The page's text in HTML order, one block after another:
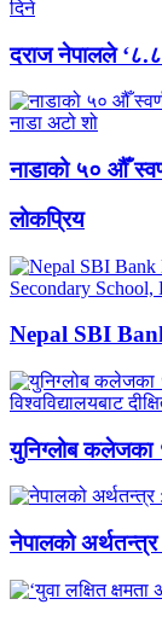
दराज नेपालले
नाडाको ५० औँ
लाेकप्रिय
Nepal SBI
युनिग्लोब कलेजका
नेपालको